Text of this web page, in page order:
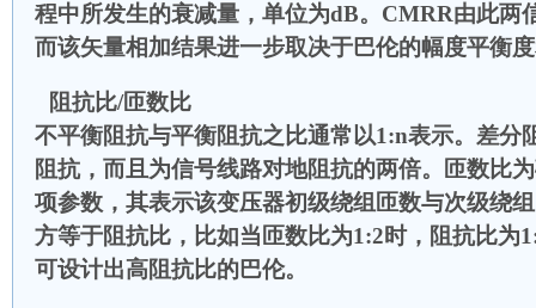
程中所发生的衰减量，单位为dB。CMRR由此两
而该矢量相加结果进一步取决于巴伦的幅度平衡
阻抗比/匝数比
不平衡阻抗与平衡阻抗之比通常以1:n表示。差分
阻抗，而且为信号线路对地阻抗的两倍。匝数比
项参数，其表示该变压器初级绕组匝数与次级绕
方等于阻抗比，比如当匝数比为1:2时，阻抗比为
可设计出高阻抗比的巴伦。